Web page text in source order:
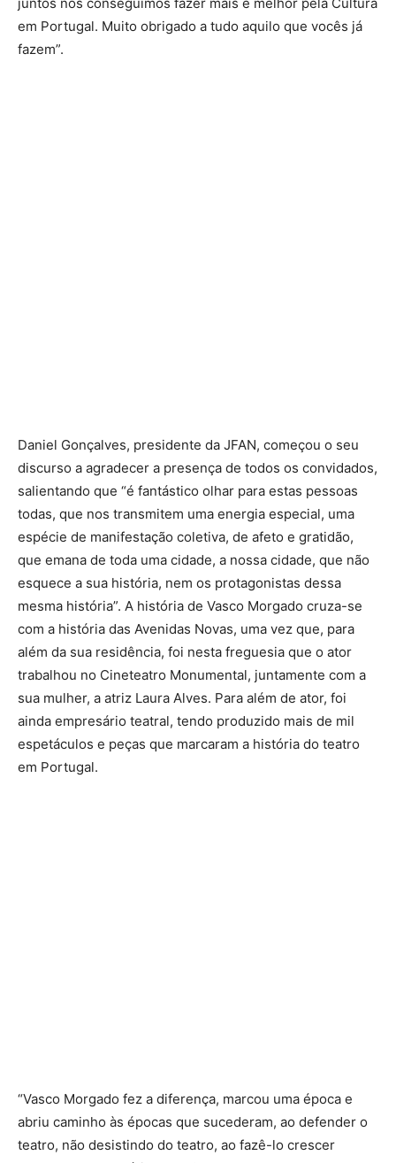
em Portugal. Muito obrigado a tudo aquilo que vocês já
fazem”.
Daniel Gonçalves, presidente da JFAN, começou o seu
discurso a agradecer a presença de todos os convidados,
salientando que “é fantástico olhar para estas pessoas
todas, que nos transmitem uma energia especial, uma
espécie de manifestação coletiva, de afeto e gratidão,
que emana de toda uma cidade, a nossa cidade, que não
esquece a sua história, nem os protagonistas dessa
mesma história”. A história de Vasco Morgado cruza-se
com a história das Avenidas Novas, uma vez que, para
além da sua residência, foi nesta freguesia que o ator
trabalhou no Cineteatro Monumental, juntamente com a
sua mulher, a atriz Laura Alves. Para além de ator, foi
ainda empresário teatral, tendo produzido mais de mil
espetáculos e peças que marcaram a história do teatro
em Portugal.
“Vasco Morgado fez a diferença, marcou uma época e
abriu caminho às épocas que sucederam, ao defender o
teatro, não desistindo do teatro, ao fazê-lo crescer